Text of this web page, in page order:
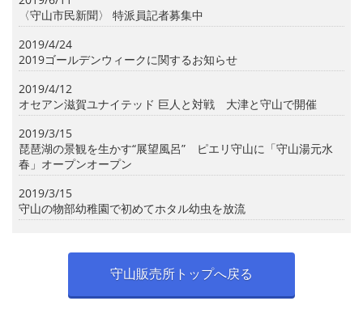
〈守山市民新聞〉 特派員記者募集中
2019/4/24
2019ゴールデンウィークに関するお知らせ
2019/4/12
オセアン滋賀ユナイテッド 巨人と対戦 大津と守山で開催
2019/3/15
琵琶湖の景観を生かす“展望風呂” ピエリ守山に「守山湯元水
春」オープンオープン
2019/3/15
守山の物部幼稚園で初めてホタル幼虫を放流
守山販売所トップへ戻る